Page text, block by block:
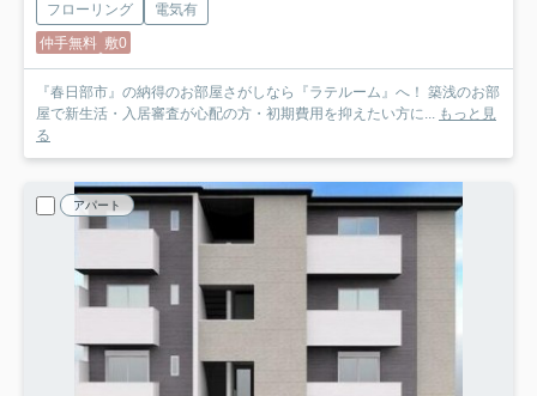
フローリング
電気有
仲手無料 敷0
『春日部市』の納得のお部屋さがしなら『ラテルーム』へ！ 築浅のお部
屋で新生活・入居審査が心配の方・初期費用を抑えたい方に... もっと見
る
アパート